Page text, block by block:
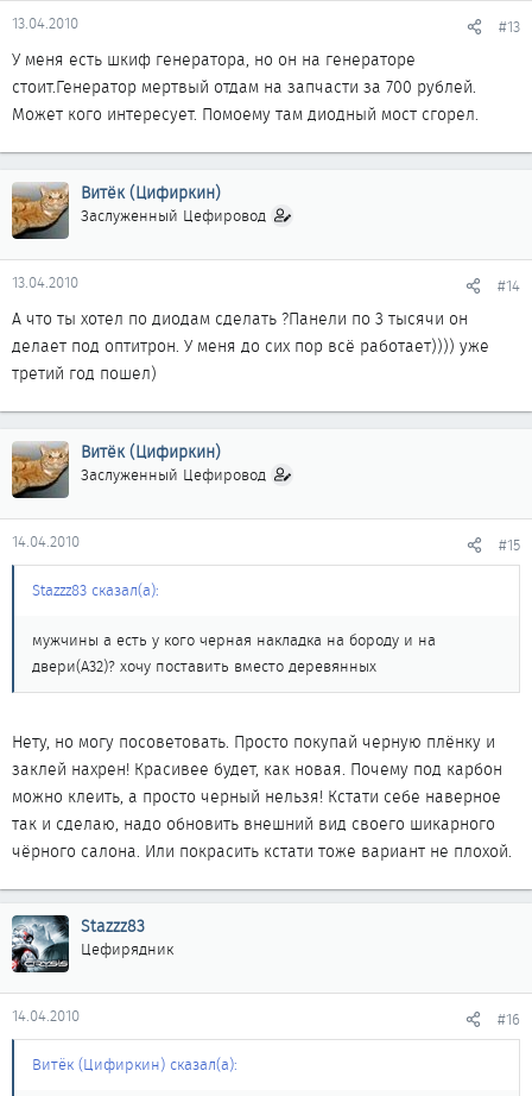
13.04.2010 #13
У меня есть шкиф генератора, но он на генераторе
стоит.Генератор мертвый отдам на запчасти за 700 рублей.
Может кого интересует. Помоему там диодный мост сгорел.
Витёк (Цифиркин)
Заслуженный Цефировод
13.04.2010 #14
А что ты хотел по диодам сделать ?Панели по 3 тысячи он
делает под оптитрон. У меня до сих пор всё работает)))) уже
третий год пошел)
Витёк (Цифиркин)
Заслуженный Цефировод
14.04.2010 #15
Stazzz83 сказал(а):
мужчины а есть у кого черная накладка на бороду и на
двери(А32)? хочу поставить вместо деревянных
Нету, но могу посоветовать. Просто покупай черную плёнку и
заклей нахрен! Красивее будет, как новая. Почему под карбон
можно клеить, а просто черный нельзя! Кстати себе наверное
так и сделаю, надо обновить внешний вид своего шикарного
чёрного салона. Или покрасить кстати тоже вариант не плохой.
Stazzz83
Цефирядник
14.04.2010 #16
Витёк (Цифиркин) сказал(а):